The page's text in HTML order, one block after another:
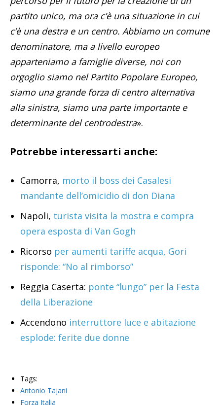
partito unico, ma ora c’è una situazione in cui
c’è una destra e un centro. Abbiamo un comune
denominatore, ma a livello europeo
apparteniamo a famiglie diverse, noi con
orgoglio siamo nel Partito Popolare Europeo,
siamo una grande forza di centro alternativa
alla sinistra, siamo una parte importante e
determinante del centrodestra».
Potrebbe interessarti anche:
Camorra, morto il boss dei Casalesi
mandante dell’omicidio di don Diana
Napoli, turista visita la mostra e compra
opera esposta di Van Gogh
Ricorso per aumenti tariffe acqua, Gori
risponde: “No al rimborso”
Reggia Caserta: ponte “lungo” per la Festa
della Liberazione
Accendono interruttore luce e abitazione
esplode: ferite due donne
Tags:
Antonio Tajani
Forza Italia